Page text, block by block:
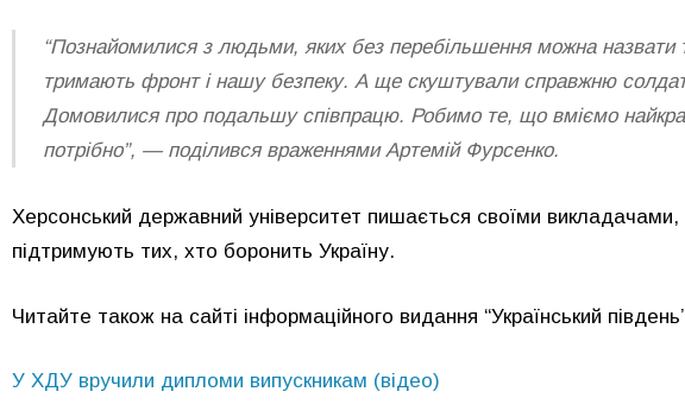
“Познайомилися з людьми, яких без перебільшення можна
тримають фронт і нашу безпеку. А ще скуштували справжню
Домовилися про подальшу співпрацю. Робимо те, що вміємо
потрібно”, — поділився враженнями Артемій Фурсенко.
Херсонський державний університет пишається своїми
підтримують тих, хто боронить Україну.
Читайте також на сайті інформаційного видання “Український
У ХДУ вручили дипломи випускникам (відео)